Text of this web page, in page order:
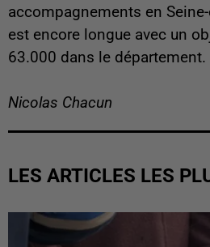
accompagnements en
est encore longue avec un
63.000 dans le département.
Nicolas Chacun
LES ARTICLES LES